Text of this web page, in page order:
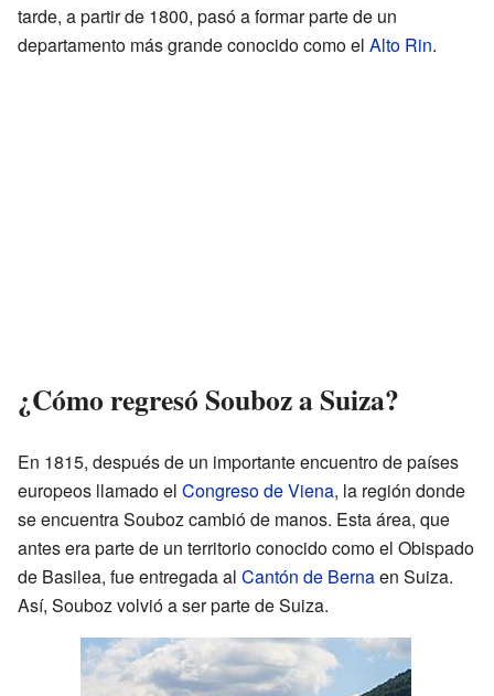
tarde, a partir de 1800, pasó a formar parte de un
departamento más grande conocido como el Alto Rin.
¿Cómo regresó Souboz a Suiza?
En 1815, después de un importante encuentro de países
europeos llamado el Congreso de Viena, la región donde
se encuentra Souboz cambió de manos. Esta área, que
antes era parte de un territorio conocido como el Obispado
de Basilea, fue entregada al Cantón de Bernaen Suiza.
Así, Souboz volvió a ser parte de Suiza.